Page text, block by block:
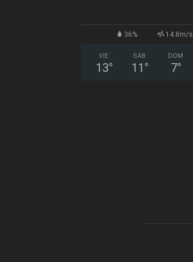
36% 14.8m/s
VIE
13°
SÁB
11 °
DOM
7°